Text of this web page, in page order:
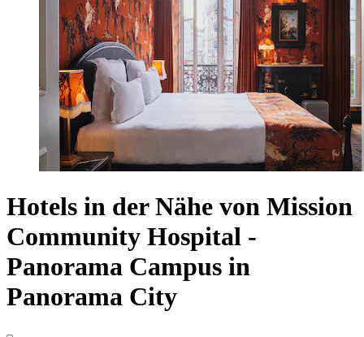
Hotels in der Nähe von Mission
Community Hospital -
Panorama Campus in
Panorama City